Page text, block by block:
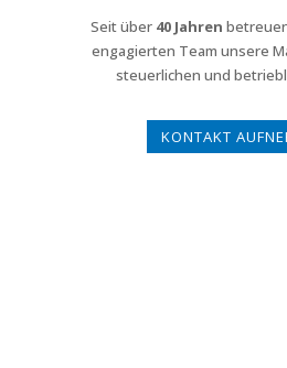
Seit über 40 Jahren
engagierten Team unsere
steuerlichen und
KONTAKT